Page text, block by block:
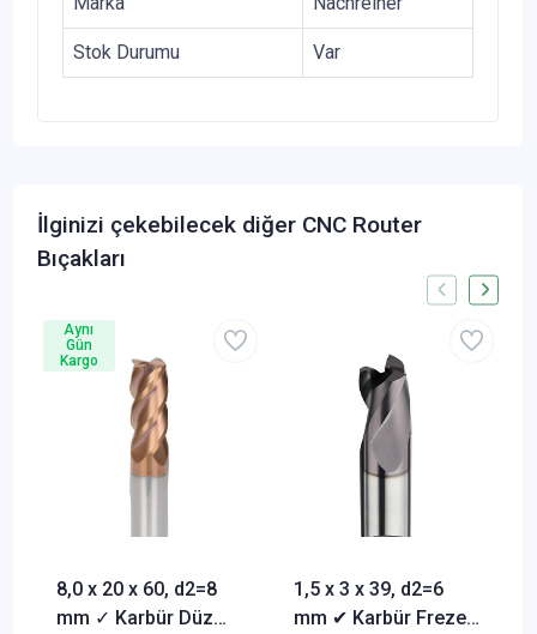
Stok Durumu Var
İlginizi çekebilecek diğer CNC Router
Bıçakları
8,0 x 20 x 60, d2=8
mm ✓ Karbür Düz
Aynı
Gün
Kargo
1,5 x 3 x 39, d2=6
mm ✔ Karbür Freze